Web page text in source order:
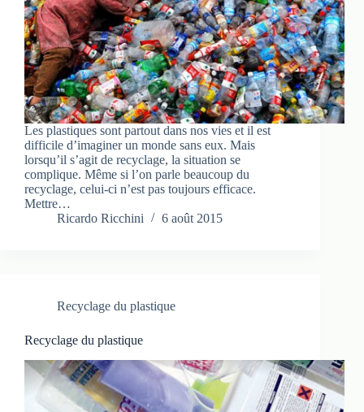
Les plastiques sont partout dans nos vies et il est
difficile d’imaginer un monde sans eux. Mais
lorsqu’il s’agit de recyclage, la situation se
complique. Même si l’on parle beaucoup du
recyclage, celui-ci n’est pas toujours efficace.
Mettre…
Ricardo Ricchini
6 août 2015
Recyclage du plastique
Recyclage du plastique